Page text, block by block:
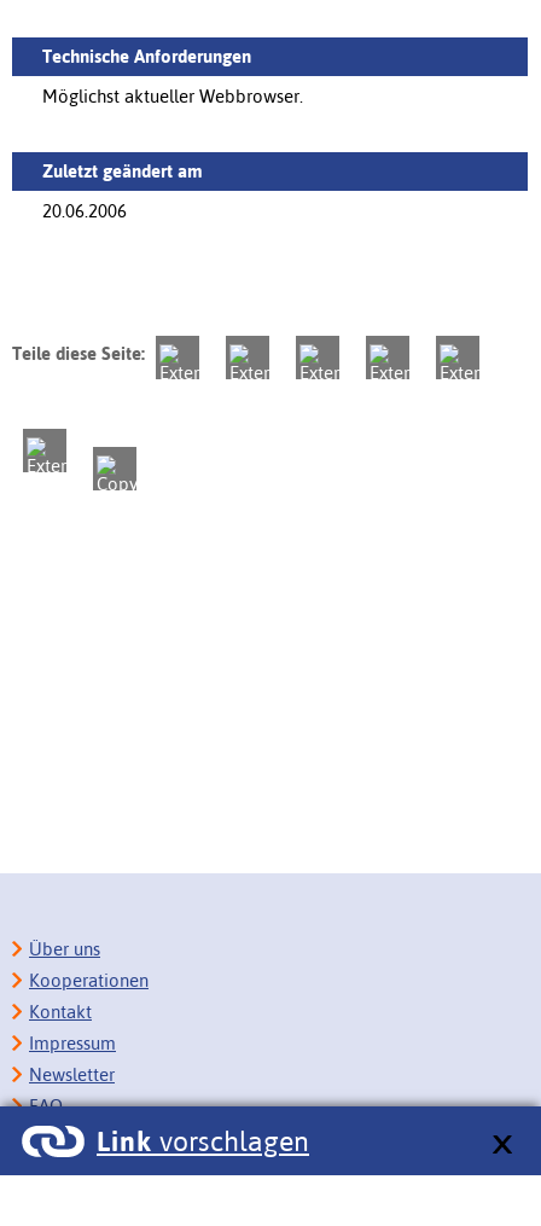
Technische Anforderungen
Möglichst aktueller Webbrowser.
Zuletzt geändert am
20.06.2006
Teile diese Seite:
Link vorschlagen
Über uns
Kooperationen
Kontakt
Impressum
Newsletter
FAQ
Copyright